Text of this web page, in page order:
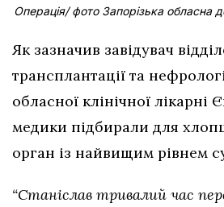
Операція/ фото Запорізька обласна
Як зазначив завідувач
трансплантації та
обласної клінічної лікарні
медики підбирали для
орган із найвищим рівнем
“Станіслав тривалий час